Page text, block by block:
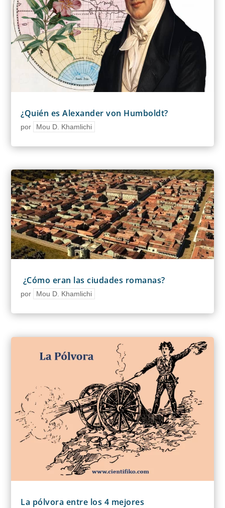
¿Quién es Alexander von Humboldt?
por Mou D. Khamlichi
¿Cómo eran las ciudades romanas?
por Mou D. Khamlichi
La pólvora entre los 4 mejores